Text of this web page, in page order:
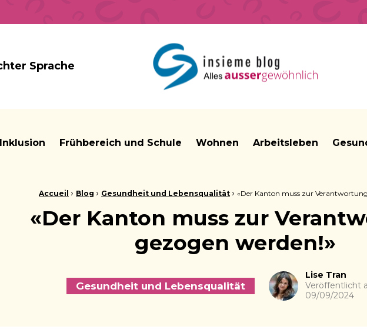
Sprache
insieme Blog Alles ausser gewöhnlich
Inklusion Frühbereich und Schule Wohnen Arbeitsleben
Brotkrume:Accueil › Blog › Gesundheit und Lebensqualität › «Der Kanton muss zur
«Der Kanton muss zur
gezogen werden!»
Gesundheit und Lebensqualität
Autor
Lise Tran
Veröffentlicht
09/09/2024